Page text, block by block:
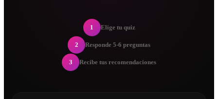
1 Elige tu quiz
2 Responde 5-6 preguntas
3 Recibe tus recomendaciones